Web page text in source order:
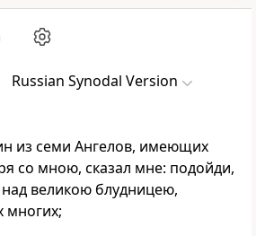
Russian Synodal Version
из семи Ангелов, имеющих
со мною, сказал мне: подойди,
над великою блудницею,
многих;